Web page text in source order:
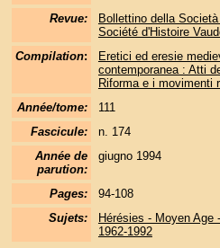
Revue:
Bollettino della
Société d'Histoire
Compilation:
Eretici ed eresie
contemporanea : Atti
Riforma e i movimenti
Année/tome:
111
Fascicule:
n. 174
Année de
parution:
giugno 1994
Pages:
94-108
Sujets:
Hérésies - Moyen Age
1962-1992